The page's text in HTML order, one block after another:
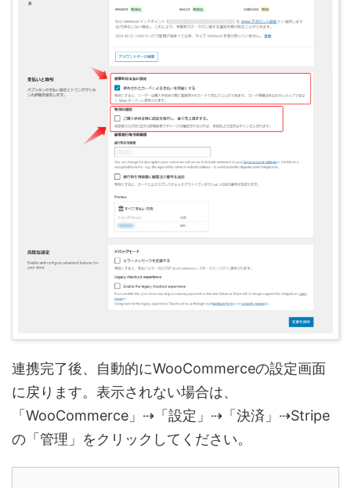
連携完了後、自動的にWooCommerceの設定画面
に戻ります。表示されない場合は、
「WooCommerce」⇢「設定」⇢「決済」⇢Stripe
の「管理」をクリックしてください。